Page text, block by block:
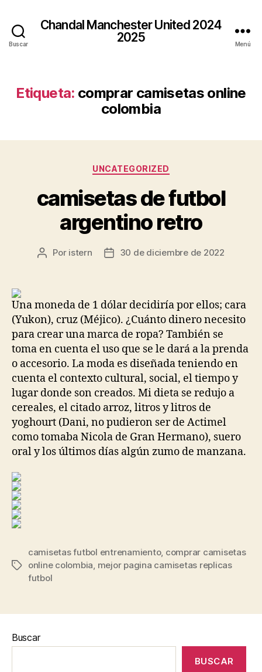
Buscar
Chandal Manchester United 2024
2025
Menú
Etiqueta: comprar camisetas online
colombia
Categorías
UNCATEGORIZED
camisetas de futbol
argentino retro
Autor
Por istern
Fecha30 de diciembre de 2022
Una moneda de 1 dólar decidiría por ellos; cara
(Yukon), cruz (Méjico). ¿Cuánto dinero necesito
para crear una marca de ropa? También se
toma en cuenta el uso que se le dará a la prenda
o accesorio. La moda es diseñada teniendo en
cuenta el contexto cultural, social, el tiempo y
lugar donde son creados. Mi dieta se redujo a
cereales, el citado arroz, litros y litros de
yoghourt (Dani, no pudieron ser de Actimel
como tomaba Nicola de Gran Hermano), suero
oral y los últimos días algún zumo de manzana.
Etiquetas
camisetas futbol entrenamiento, comprar camisetas
online colombia, mejor pagina camisetas replicas
futbol
Buscar
BUSCAR